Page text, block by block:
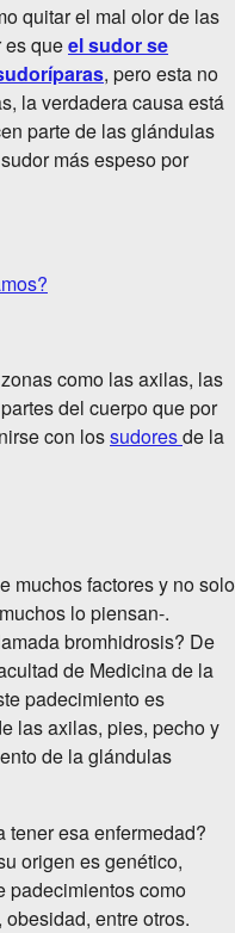
quitar el mal olor de las
es queel sudor se
, pero esta no
la verdadera causa está
parte de las glándulas
más espeso por
como las axilas, las
del cuerpo que por
con lossudoresde la
muchos factores y no solo
lo piensan-.
bromhidrosis? De
de Medicina de la
padecimiento es
las axilas, pies, pecho y
de la glándulas
tener esa enfermedad?
origen es genético,
padecimientos como
entre otros.